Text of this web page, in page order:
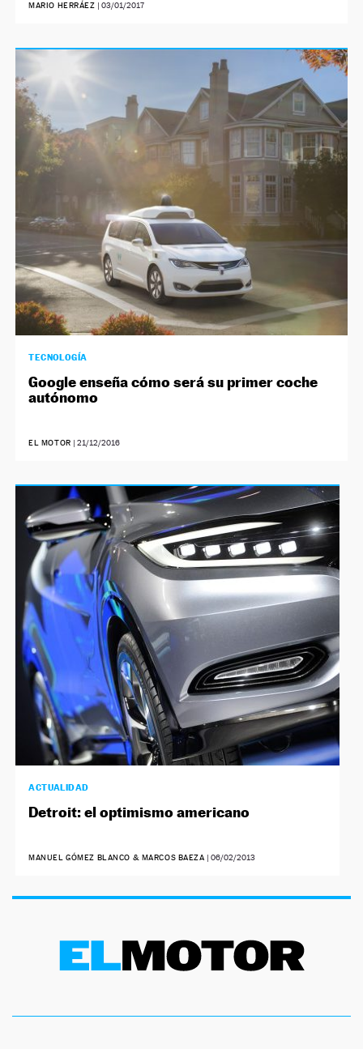
MARIO HERRÁEZ |03/01/2017
TECNOLOGÍA
Google enseña cómo será su primer coche
autónomo
EL MOTOR |21/12/2016
ACTUALIDAD
Detroit: el optimismo americano
MANUEL GÓMEZ BLANCO & MARCOS BAEZA |06/02/2013